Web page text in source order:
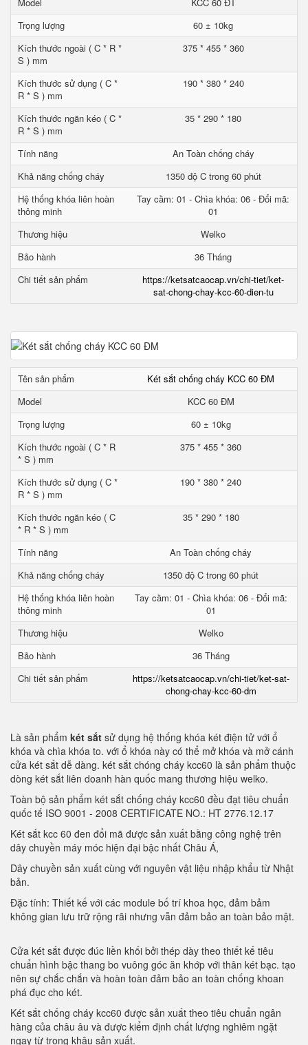
Trọng lượng
60 ± 10kg
Kích thước ngoài ( C * R *
S ) mm
375 * 455 * 360
Kích thước sử dụng ( C *
R * S ) mm
190 * 380 * 240
Kích thước ngăn kéo ( C *
R * S ) mm
35 * 290 * 180
Tính năng
An Toàn chống cháy
Khả năng chống cháy
1350 độ C trong 60 phút
Hệ thống khóa liên hoàn
thông minh
Tay cầm: 01 - Chìa khóa: 06 - Đổi mã:
01
Thương hiệu
Welko
Bảo hành
36 Tháng
Chi tiết sản phẩm
https://ketsatcaocap.vn/chi-tiet/ket-
sat-chong-chay-kcc-60-dien-tu
Tên sản phẩm
Két sắt chống cháy KCC 60 ĐM
Model
KCC 60 ĐM
Trọng lượng
60 ± 10kg
Kích thước ngoài ( C * R
* S ) mm
375 * 455 * 360
Kích thước sử dụng ( C *
R * S ) mm
190 * 380 * 240
Kích thước ngăn kéo ( C
* R * S ) mm
35 * 290 * 180
Tính năng
An Toàn chống cháy
Khả năng chống cháy
1350 độ C trong 60 phút
Hệ thống khóa liên hoàn
thông minh
Tay cầm: 01 - Chìa khóa: 06 - Đổi mã:
01
Thương hiệu
Welko
Bảo hành
36 Tháng
Chi tiết sản phẩm
https://ketsatcaocap.vn/chi-tiet/ket-sat-
chong-chay-kcc-60-dm
Là sản phẩm két sắt sử dụng hệ thống khóa két điện tử với ổ
khóa và chìa khóa to. với ổ khóa này có thể mở khóa và mở cánh
cửa két sắt dễ dàng. két sắt chóng cháy kcc60 là sản phẩm thuộc
dòng két sắt liên doanh hàn quốc mang thương hiệu welko.
Toàn bộ sản phẩm két sắt chống cháy kcc60 đều đạt tiêu chuẩn
quốc tế ISO 9001 - 2008 CERTIFICATE NO.: HT 2776.12.17
Két sắt kcc 60 đen đổi mã được sản xuất bằng công nghệ trên
dây chuyền máy móc hiện đại bậc nhất Châu Á,
Dây chuyền sản xuất cùng với nguyên vật liệu nhập khẩu từ Nhật
bản.
Đặc tính: Thiết kế với các module bố trí khoa học, đảm bảm
không gian lưu trữ rộng rãi nhưng vẫn đảm bảo an toàn bảo mật.
Cửa két sắt được đúc liền khối bởi thép dày theo thiết kế tiêu
chuẩn hình bậc thang bo vuông góc ăn khớp với thân két bạc. tạo
nên sự chắc chắn và hoàn toàn đảm bảo an toàn chống khoan
phá đục cho két.
Két sắt chống cháy kcc60 được sản xuất theo tiêu chuẩn ngân
hàng của châu âu và được kiểm định chất lượng nghiêm ngặt
ngay từ trong khâu sản xuất.